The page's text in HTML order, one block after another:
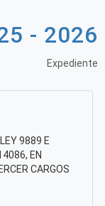
- 2026
Expediente
9889 E
EN
CARGOS